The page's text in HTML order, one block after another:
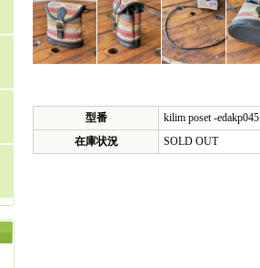
型番
kilim poset -edakp045
在庫状況
SOLD OUT